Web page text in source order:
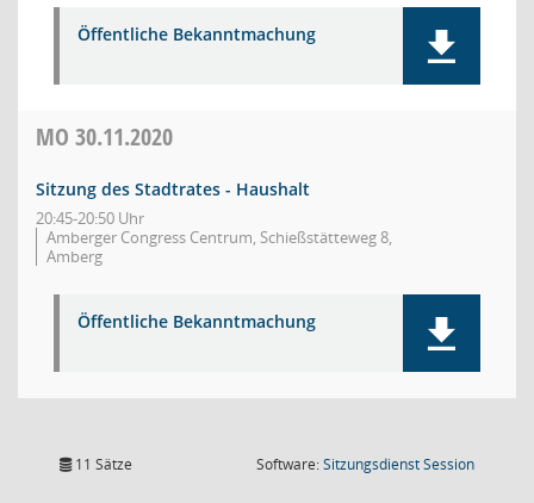
Öffentliche Bekanntmachung
MO 30.11.2020
Sitzung des Stadtrates - Haushalt
20:45-20:50 Uhr
Amberger Congress Centrum, Schießstätteweg 8,
Amberg
Öffentliche Bekanntmachung
11 Sätze Software:SitzungsdienstSession(Wird in